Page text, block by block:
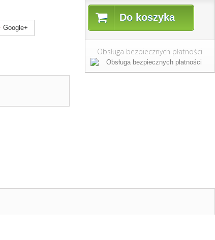
Google+
Do koszyka
Obsługa bezpiecznych płatności